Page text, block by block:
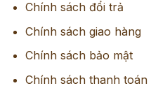
Chính sách đổi trả
Chính sách giao hàng
Chính sách bảo mật
Chính sách thanh toán